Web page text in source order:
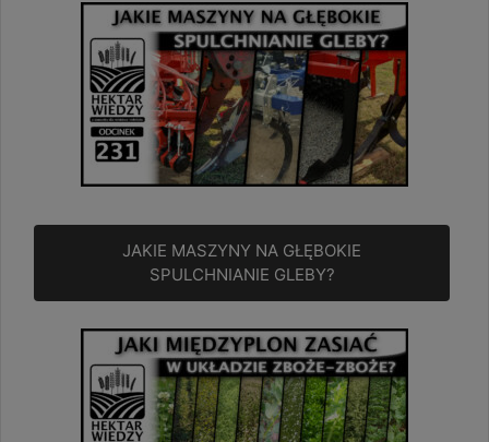
JAKIE MASZYNY NA GŁĘBOKIE
SPULCHNIANIE GLEBY?